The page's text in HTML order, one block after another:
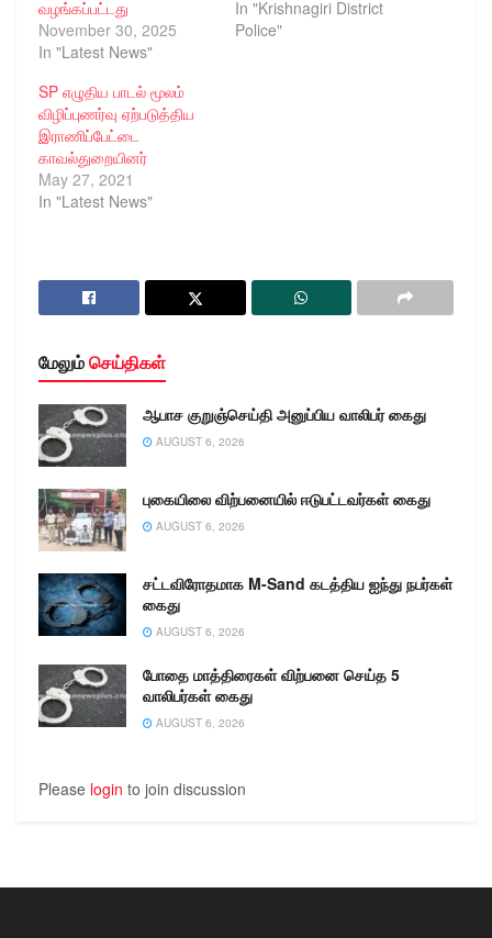
வழங்கப்பட்டது
November 30, 2025
In "Latest News"
In "Krishnagiri District
Police"
SP எழுதிய பாடல் மூலம்
விழிப்புணர்வு ஏற்படுத்திய
இராணிப்பேட்டை
காவல்துறையினர்
May 27, 2021
In "Latest News"
மேலும்செய்திகள்
ஆபாச குறுஞ்செய்தி அனுப்பிய வாலிபர் கைது
AUGUST 6, 2026
புகையிலை விற்பனையில் ஈடுபட்டவர்கள் கைது
AUGUST 6, 2026
சட்டவிரோதமாக M-Sand கடத்திய ஐந்து நபர்கள்
கைது
AUGUST 6, 2026
போதை மாத்திரைகள் விற்பனை செய்த 5
வாலிபர்கள் கைது
AUGUST 6, 2026
Please login to join discussion